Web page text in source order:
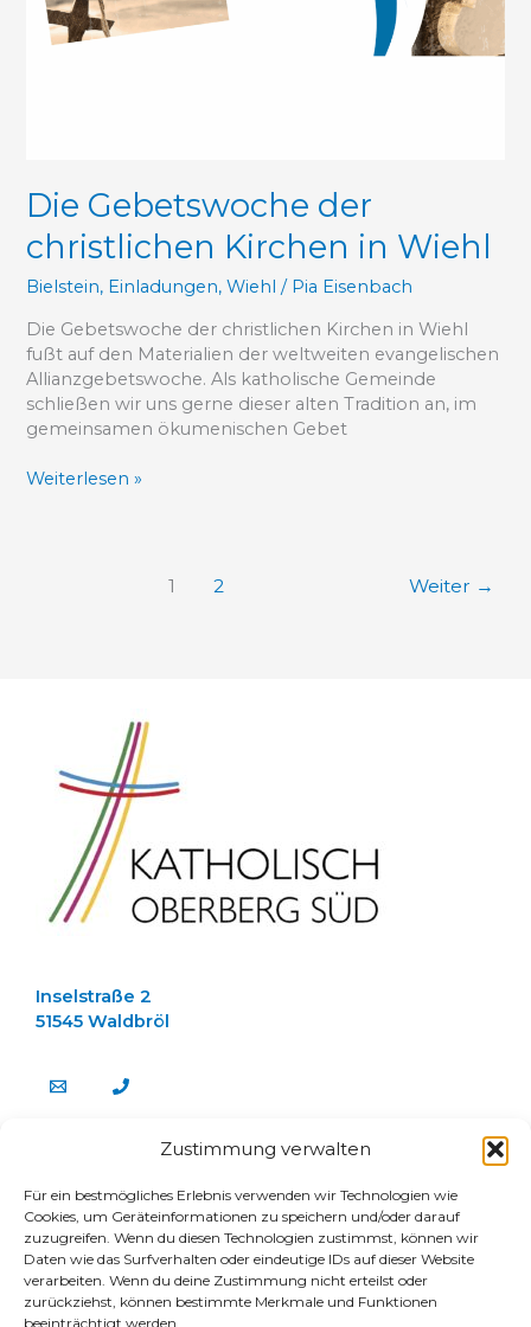
Zustimmung verwalten
Für ein bestmögliches Erlebnis verwenden wir Technologien wie
Cookies, um Geräteinformationen zu speichern und/oder darauf
zuzugreifen. Wenn du diesen Technologien zustimmst, können wir
Daten wie das Surfverhalten oder eindeutige IDs auf dieser Website
verarbeiten. Wenn du deine Zustimmung nicht erteilst oder
zurückziehst, können bestimmte Merkmale und Funktionen
beeinträchtigt werden.
Die Gebetswoche der
christlichen Kirchen in Wiehl
Bielstein, Einladungen,Wiehl / Pia Eisenbach
Die Gebetswoche der christlichen Kirchen in Wiehl
fußt auf den Materialien der weltweiten evangelischen
Allianzgebetswoche. Als katholische Gemeinde
schließen wir uns gerne dieser alten Tradition an, im
gemeinsamen ökumenischen Gebet
Weiterlesen »
1 2 Weiter →
Inselstraße 2
51545 Waldbröl
Team
Stellenangebote
E-Mail Login für Gemeinderäte
connect